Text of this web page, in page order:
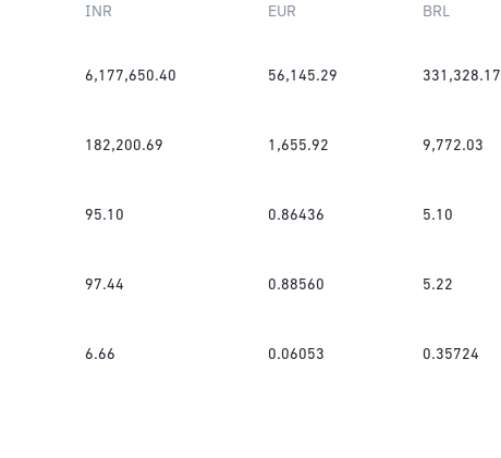
INR EUR BRL
6,177,650.40 56,145.29 331,328.17
182,200.69 1,655.92 9,772.03
95.10 0.86436 5.10
97.44 0.88560 5.22
6.66 0.06053 0.35724